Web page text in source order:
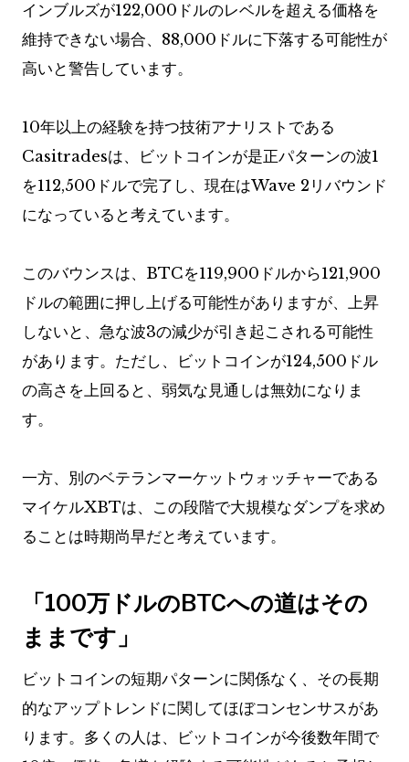
インブルズが122,000ドルのレベルを超える価格を
維持できない場合、88,000ドルに下落する可能性が
高いと警告しています。
10年以上の経験を持つ技術アナリストである
Casitradesは、ビットコインが是正パターンの波1
を112,500ドルで完了し、現在はWave 2リバウンド
になっていると考えています。
このバウンスは、BTCを119,900ドルから121,900
ドルの範囲に押し上げる可能性がありますが、上昇
しないと、急な波3の減少が引き起こされる可能性
があります。ただし、ビットコインが124,500ドル
の高さを上回ると、弱気な見通しは無効になりま
す。
一方、別のベテランマーケットウォッチャーである
マイケルXBTは、この段階で大規模なダンプを求め
ることは時期尚早だと考えています。
「100万ドルのBTCへの道はその
ままです」
ビットコインの短期パターンに関係なく、その長期
的なアップトレンドに関してほぼコンセンサスがあ
ります。多くの人は、ビットコインが今後数年間で